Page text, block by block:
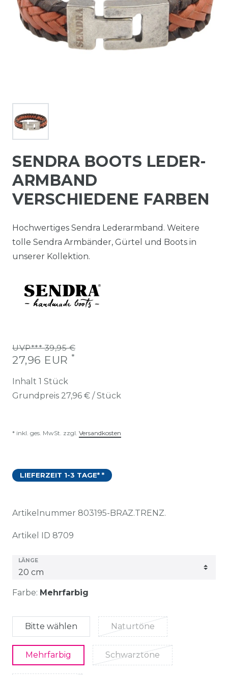
SENDRA BOOTS LEDER-
ARMBAND
VERSCHIEDENE FARBEN
Hochwertiges Sendra Lederarmband. Weitere
tolle Sendra Armbänder, Gürtel und Boots in
unserer Kollektion.
UVP*** 39,95 €
27,96 EUR *
Inhalt 1 Stück
Grundpreis 27,96 € / Stück
* inkl. ges. MwSt. zzgl. Versandkosten
LIEFERZEIT 1-3 TAGE* *
Artikelnummer 803195-BRAZ.TRENZ.
Artikel ID 8709
LÄNGE
Farbe: Mehrfarbig
Bitte wählen Naturtöne
Mehrfarbig Schwarztöne